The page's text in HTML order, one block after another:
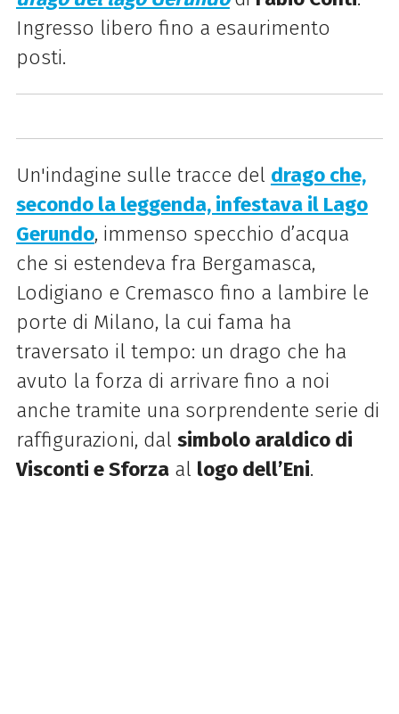
Ingresso libero fino a esaurimento
posti.
Un'indagine sulle tracce del drago che,
secondo la leggenda, infestava il Lago
Gerundo, immenso specchio d’acqua
che si estendeva fra Bergamasca,
Lodigiano e Cremasco fino a lambire le
porte di Milano, la cui fama ha
traversato il tempo: un drago che ha
avuto la forza di arrivare fino a noi
anche tramite una sorprendente serie di
raffigurazioni, dal simbolo araldico di
Visconti e Sforzaal logo dell’Eni.